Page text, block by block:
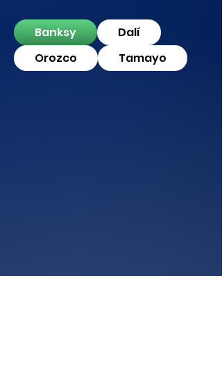
Banksy
Dalí
Orozco
Tamayo